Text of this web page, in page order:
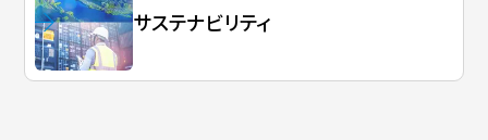
サステナビリティ